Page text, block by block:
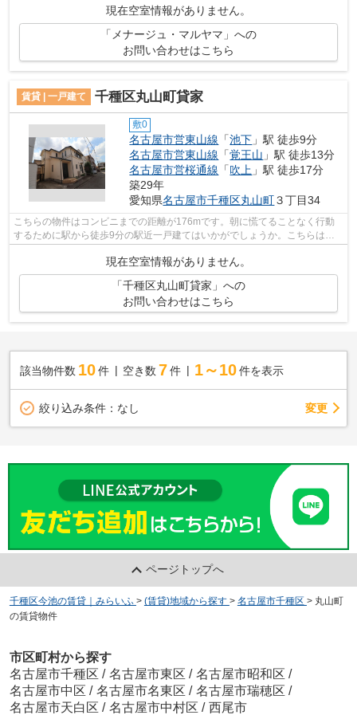
現在空室情報がありません。
「メナージュ・マルヤマ」への
お問い合わせはこちら
賃貸 | 一戸建て 千種区丸山町貸家
敷0
名古屋市営東山線 「池下 」駅 徒歩9分
名古屋市営東山線 「覚王山 」駅 徒歩13分
名古屋市営桜通線 「吹上 」駅 徒歩17分
築29年
愛知県名古屋市千種区丸山町３丁目34
こちらの物件はコンビニまでの距離が176mです。朝に慌てることなく行動
するために駅から徒歩9分の駅近一戸建てはいかがでしょうか。こちらは一
現在空室情報がありません。
「千種区丸山町貸家」への
お問い合わせはこちら
該当物件数 10件 空き数 7 件 1～10 件を表示
絞り込み条件： なし 変更
ページトップへ
千種区今池の賃貸｜みらいふ > (賃貸)地域から探す > 名古屋市千種区 > 丸山町
の賃貸物件
市区町村から探す
名古屋市千種区 / 名古屋市東区 / 名古屋市昭和区 /
名古屋市中区 / 名古屋市名東区 / 名古屋市瑞穂区 /
名古屋市天白区 / 名古屋市中村区 / 西尾市